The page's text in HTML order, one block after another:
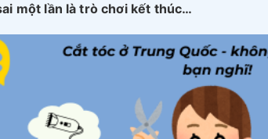
một lần là trò chơi kết thúc…